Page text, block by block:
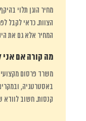
מחיר הוגן תלוי
המחיר אלא גם את
מה קורה אם
משרד פרסום מקצועי
באסטרטגיה,
קנסות. חשוב